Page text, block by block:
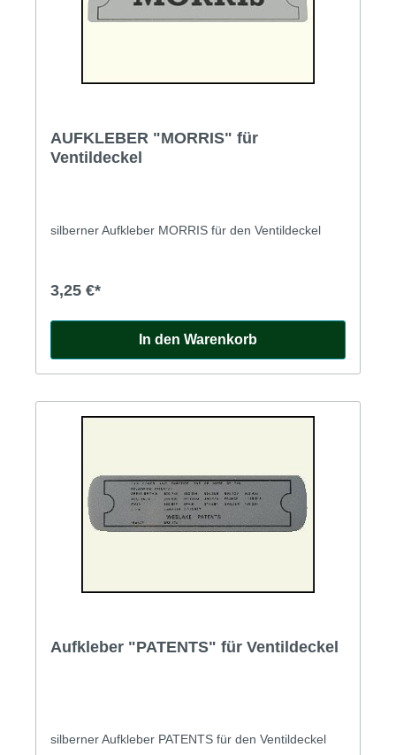
AUFKLEBER "MORRIS" für
Ventildeckel
silberner Aufkleber MORRIS für den Ventildeckel
3,25 €*
In den Warenkorb
Aufkleber "PATENTS" für Ventildeckel
silberner Aufkleber PATENTS für den Ventildeckel